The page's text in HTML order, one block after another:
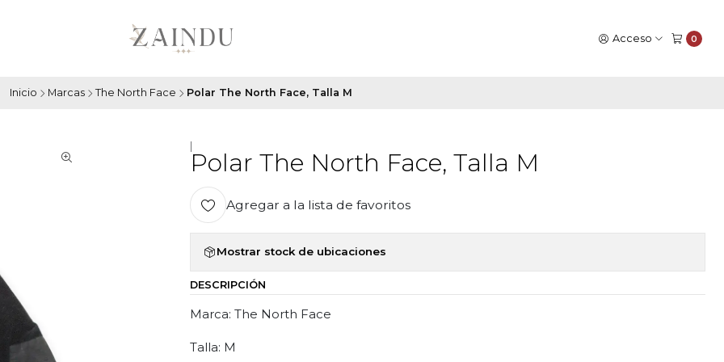
Acceso 0
Inicio Marcas The North Face Polar The North Face, Talla M
Polar The North Face, Talla M
Agregar a la lista de favoritos
Mostrar stock de ubicaciones
DESCRIPCIÓN
Marca: The North Face
Talla: M